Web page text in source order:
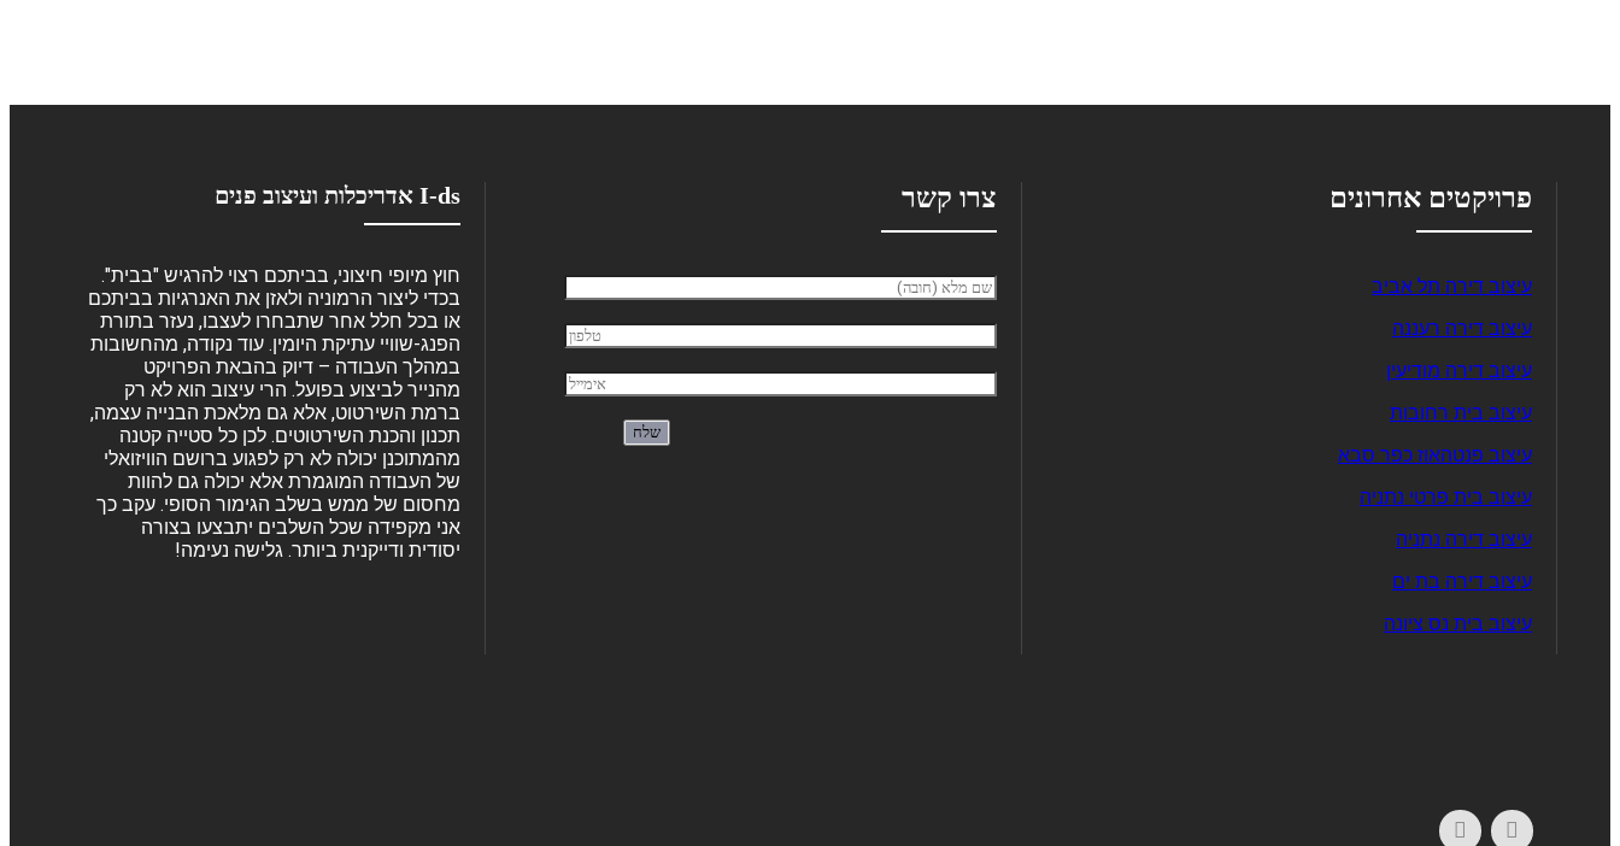
פרויקטים אחרונים
עיצוב דירה תל אביב
עיצוב דירה רעננה
עיצוב דירה מודיעין
עיצוב בית רחובות
עיצוב פנטהאוז כפר סבא
עיצוב בית פרטי נתניה
עיצוב דירה נתניה
עיצוב דירה בת ים
עיצוב בית נס ציונה
צרו קשר I-ds אדריכלות ועיצוב פנים
חוץ מיופי חיצוני, בביתכם רצוי להרגיש "בבית".
בכדי ליצור הרמוניה ולאזן את האנרגיות בביתכם
או בכל חלל אחר שתבחרו לעצבו, נעזר בתורת
הפנג-שוויי עתיקת היומין. עוד נקודה, מהחשובות
במהלך העבודה – דיוק בהבאת הפרויקט
מהנייר לביצוע בפועל. הרי עיצוב הוא לא רק
ברמת השירטוט, אלא גם מלאכת הבנייה עצמה,
תכנון והכנת השירטוטים. לכן כל סטייה קטנה
מהמתוכנן יכולה לא רק לפגוע ברושם הוויזואלי
של העבודה המוגמרת אלא יכולה גם להוות
מחסום של ממש בשלב הגימור הסופי. עקב כך
אני מקפידה שכל השלבים יתבצעו בצורה
יסודית ודייקנית ביותר. גלישה נעימה!